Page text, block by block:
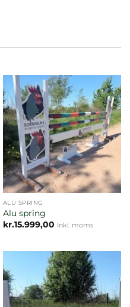
ALU SPRING
Alu spring
kr.15.999,00 Inkl. moms